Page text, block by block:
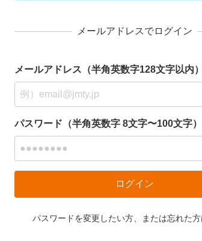
メールアドレスでログイン
メールアドレス（半角英数字128文字以内）
パスワード（半角英数字 8文字〜100文字）
パスワードを変更したい方、または忘れた方